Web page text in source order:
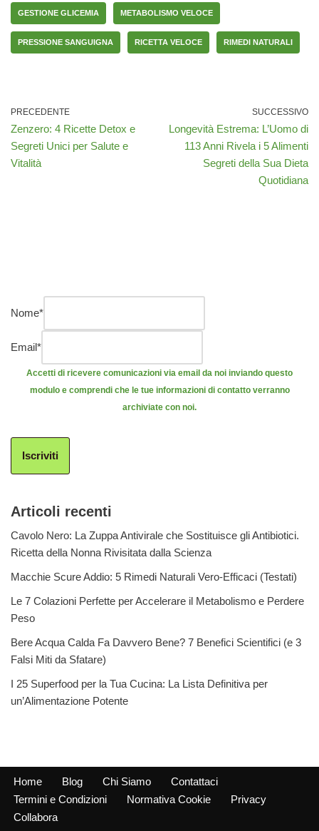
GESTIONE GLICEMIA METABOLISMO VELOCE
PRESSIONE SANGUIGNA RICETTA VELOCE RIMEDI NATURALI
PRECEDENTE
Zenzero: 4 Ricette Detox e
Segreti Unici per Salute e
Vitalità
SUCCESSIVO
Longevità Estrema: L’Uomo di
113 Anni Rivela i 5 Alimenti
Segreti della Sua Dieta
Quotidiana
Nome*
Email*
Accetti di ricevere comunicazioni via email da noi inviando questo
modulo e comprendi che le tue informazioni di contatto verranno
archiviate con noi.
Iscriviti
Articoli recenti
Cavolo Nero: La Zuppa Antivirale che Sostituisce gli Antibiotici.
Ricetta della Nonna Rivisitata dalla Scienza
Macchie Scure Addio: 5 Rimedi Naturali Vero-Efficaci (Testati)
Le 7 Colazioni Perfette per Accelerare il Metabolismo e Perdere
Peso
Bere Acqua Calda Fa Davvero Bene? 7 Benefici Scientifici (e 3
Falsi Miti da Sfatare)
I 25 Superfood per la Tua Cucina: La Lista Definitiva per
un’Alimentazione Potente
Home Blog Chi Siamo
Contattaci
Termini e Condizioni
Normativa Cookie
Privacy
Collabora